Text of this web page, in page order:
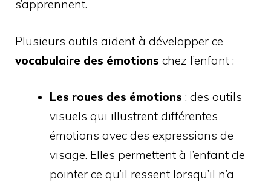
s’apprennent.
Plusieurs outils aident à développer ce
vocabulaire des émotions chez l’enfant :
Les roues des émotions : des outils
visuels qui illustrent différentes
émotions avec des expressions de
visage. Elles permettent à l’enfant de
pointer ce qu’il ressent lorsqu’il n’a